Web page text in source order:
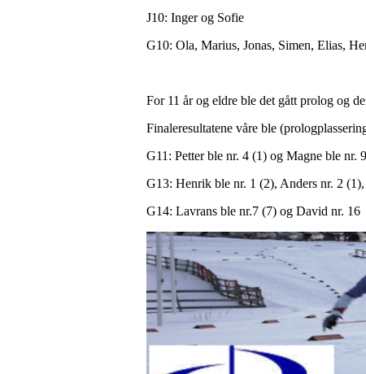
J10: Inger og Sofie
G10: Ola, Marius, Jonas, Simen, Elias,
For 11 år og eldre ble det gått prolog og
Finaleresultatene våre ble
G11: Petter ble nr. 4 (1) og Magne ble nr.
G13: Henrik ble nr. 1 (2), Anders nr. 2
G14: Lavrans ble nr.7 (7) og David nr. 16